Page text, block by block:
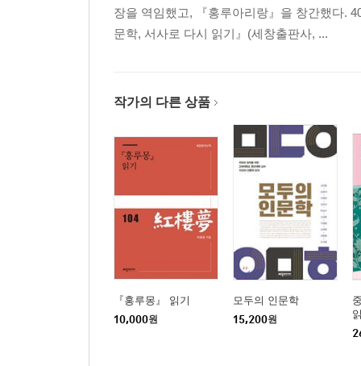
장을 역임했고, 『홍루아리랑』을 창간했다.
문학, 서사로 다시 읽기』(세창출판사, ...
작가의 다른 상품
『홍루몽』 읽기
10,000원
모두의 인문학
15,200원